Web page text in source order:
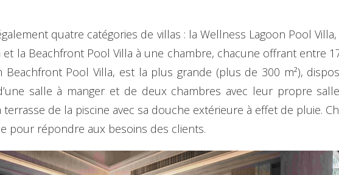
quatre catégories de villas : la Wellness Lagoon Pool
et la Beachfront Pool Villa à une chambre, chacune offrant entre
Beachfront Pool Villa, est la plus grande (plus de 300 m²),
salle à manger et de deux chambres avec leur propre
terrasse de la piscine avec sa douche extérieure à effet de pluie.
pour répondre aux besoins des clients.